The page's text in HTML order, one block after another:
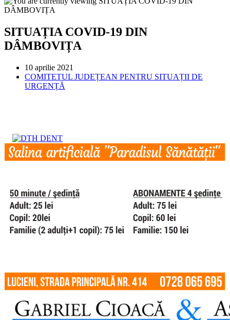
SITUAȚIA COVID-19 DIN
DÂMBOVIȚA
Post
published:
10 aprilie 2021
Post
category:
COMITETUL JUDEȚEAN PENTRU SITUAȚII DE
URGENȚĂ